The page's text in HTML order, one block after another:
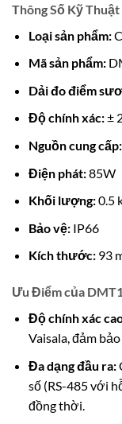
Thông Số Kỹ
Loại sản phẩm:
Mã sản phẩm:
Dải đo điểm
Độ chính xác:±
Nguồn cung cấp:
Điện phát:85W
Khối lượng:0.5
Bảo vệ:IP66
Kích thước:93
Ưu Điểm của
Độ chính xác
Vaisala, đảm
Đa dạng đầu ra:
số (RS-485 với
đồng thời.